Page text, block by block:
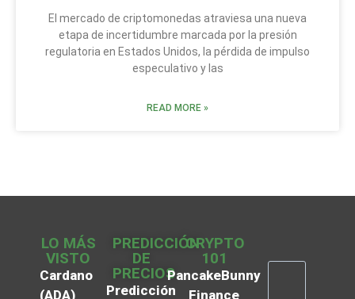
El mercado de criptomonedas atraviesa una nueva
etapa de incertidumbre marcada por la presión
regulatoria en Estados Unidos, la pérdida de impulso
especulativo y las
READ MORE »
LO MÁS
VISTO
Cardano
(ADA)
PREDICCIÓN
DE
PRECIOS
Predicción
CRYPTO
101
PancakeBunny
Finance